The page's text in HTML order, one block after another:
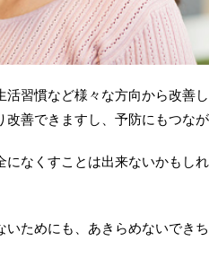
活習慣など様々な方向から改善
善できますし、予防にもつなが
になくすことは出来ないかもし
いためにも、あきらめないでき